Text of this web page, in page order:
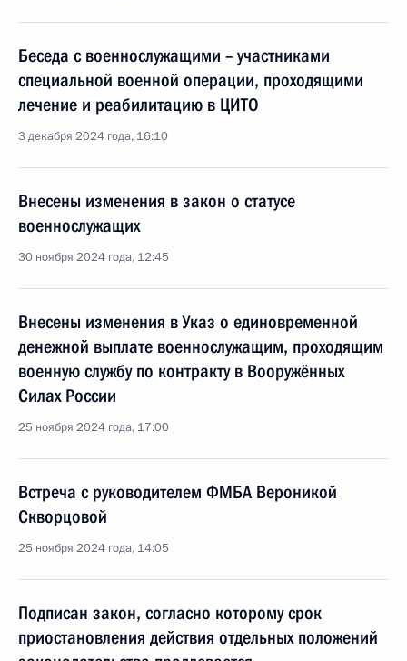
Беседа с военнослужащими – участниками
специальной военной операции, проходящими
лечение и реабилитацию в ЦИТО
3 декабря 2024 года, 16:10
Внесены изменения в закон о статусе
военнослужащих
30 ноября 2024 года, 12:45
Внесены изменения в Указ о единовременной
денежной выплате военнослужащим, проходящим
военную службу по контракту в Вооружённых
Силах России
25 ноября 2024 года, 17:00
Встреча с руководителем ФМБА Вероникой
Скворцовой
25 ноября 2024 года, 14:05
Подписан закон, согласно которому срок
приостановления действия отдельных положений